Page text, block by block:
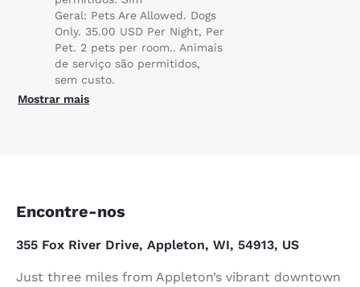
Geral: Pets Are Allowed. Dogs
Only. 35.00 USD Per Night, Per
Pet. 2 pets per room.. Animais
de serviço são permitidos,
sem custo.
Mostrar mais
Encontre-nos
355 Fox River Drive, Appleton, WI, 54913, US
Just three miles from Appleton’s vibrant downtown